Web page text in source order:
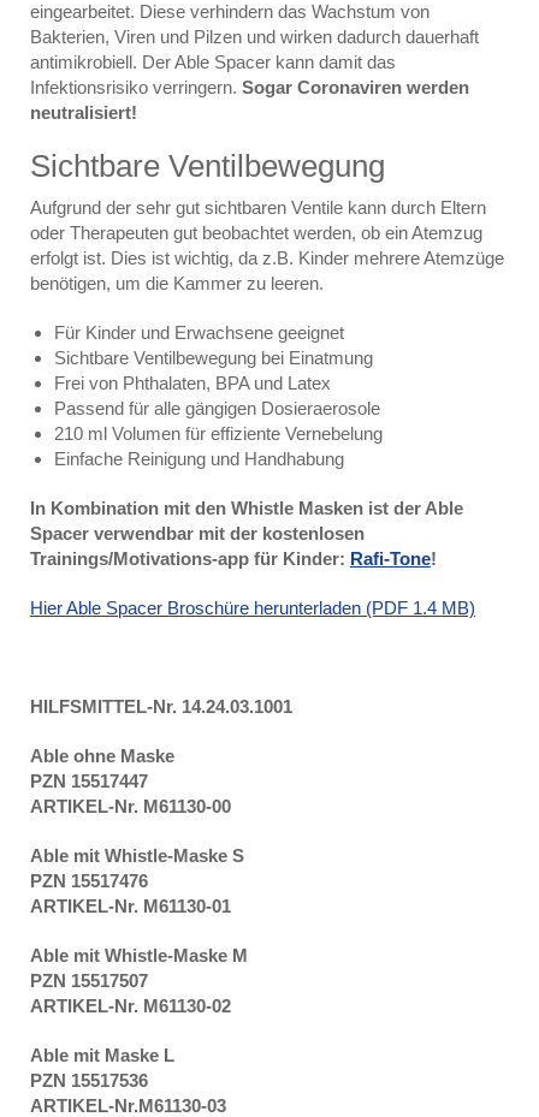
eingearbeitet. Diese verhindern das Wachstum von
Bakterien, Viren und Pilzen und wirken dadurch dauerhaft
antimikrobiell. Der Able Spacer kann damit das
Infektionsrisiko verringern. Sogar Coronaviren werden
neutralisiert!
Sichtbare Ventilbewegung
Aufgrund der sehr gut sichtbaren Ventile kann durch Eltern
oder Therapeuten gut beobachtet werden, ob ein Atemzug
erfolgt ist. Dies ist wichtig, da z.B. Kinder mehrere Atemzüge
benötigen, um die Kammer zu leeren.
Für Kinder und Erwachsene geeignet
Sichtbare Ventilbewegung bei Einatmung
Frei von Phthalaten, BPA und Latex
Passend für alle gängigen Dosieraerosole
210 ml Volumen für effiziente Vernebelung
Einfache Reinigung und Handhabung
In Kombination mit den Whistle Masken ist der Able
Spacer verwendbar mit der kostenlosen
Trainings/Motivations-app für Kinder: Rafi-Tone!
Hier Able Spacer Broschüre herunterladen (PDF 1.4 MB)
HILFSMITTEL-Nr. 14.24.03.1001
Able ohne Maske
PZN 15517447
ARTIKEL-Nr. M61130-00
Able mit Whistle-Maske S
PZN 15517476
ARTIKEL-Nr. M61130-01
Able mit Whistle-Maske M
PZN 15517507
ARTIKEL-Nr. M61130-02
Able mit Maske L
PZN 15517536
ARTIKEL-Nr.M61130-03